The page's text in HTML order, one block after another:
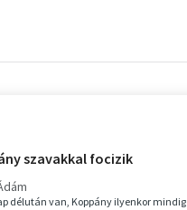
szavakkal focizik
délután van, Koppány ilyenkor mindig